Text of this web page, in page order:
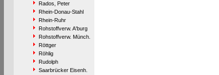
Rados, Peter
Rhein-Donau-Stahl
Rhein-Ruhr
Rohstoffverw. A'burg
Rohstoffverw. Münch.
Röttger
Röhlig
Rudolph
Saarbrücker Eisenh.